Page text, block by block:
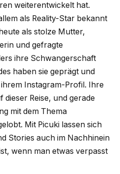
weiterentwickelt hat.
als Reality-Star bekannt
als stolze Mutter,
und gefragte
ihre Schwangerschaft
haben sie geprägt und
Instagram-Profil. Ihre
dieser Reise, und gerade
mit dem Thema
Mit Picuki lassen sich
Stories auch im Nachhinein
wenn man etwas verpasst